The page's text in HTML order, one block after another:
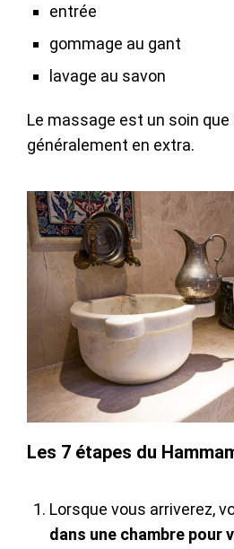
entrée
gommage au gant
lavage au savon
Le massage est un soin que
généralement en extra.
Les 7 étapes du
Lorsque vous arriverez,
dans une chambre pour